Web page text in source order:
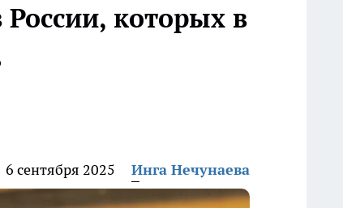
которых в
6 сентября 2025 Инга Нечунаева